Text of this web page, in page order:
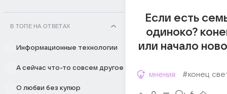
В ТОПЕ НА ОТВЕТАХ
Информационные технологии
А сейчас что-то совсем другое
О любви без купюр
Если есть
одиноко?
или начало
мнения #конец